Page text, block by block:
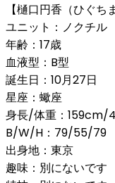
【樋口円香（ひぐち
ユニット：ノクチル
年齢：17歳
血液型：B型
誕生日：10月27日
星座：蠍座
身長/体重：159cm/
B/W/H：79/55/79
出身地：東京
趣味：別にないです